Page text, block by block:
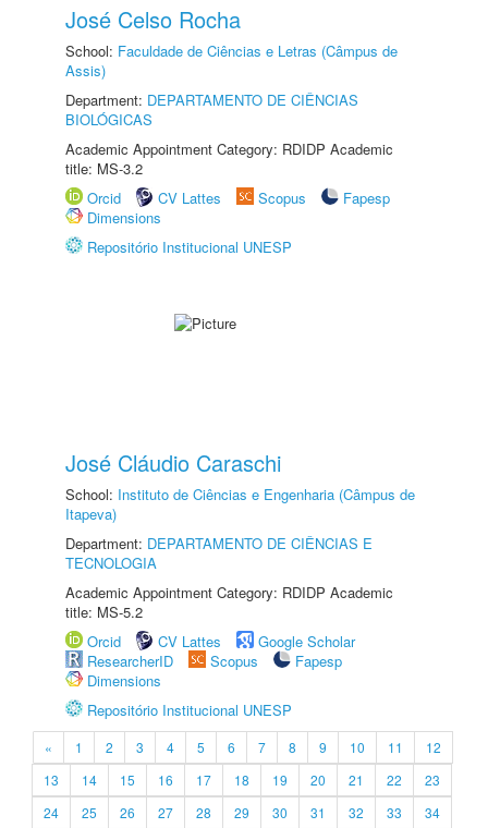
José Celso Rocha
School: Faculdade de Ciências e Letras (Câmpus de
Assis)
Department: DEPARTAMENTO DE CIÊNCIAS
BIOLÓGICAS
Academic Appointment Category: RDIDP Academic
title: MS-3.2
Orcid
CV Lattes Scopus
Fapesp
Dimensions
Repositório Institucional UNESP
José Cláudio Caraschi
School: Instituto de Ciências e Engenharia (Câmpus de
Itapeva)
Department: DEPARTAMENTO DE CIÊNCIAS E
TECNOLOGIA
Academic Appointment Category: RDIDP Academic
title: MS-5.2
Orcid
CV Lattes
Google Scholar
ResearcherID
Scopus
Fapesp
Dimensions
Repositório Institucional UNESP
« 1 2 3 4 5 6 7 8 9 10 11
12
13
14 15 16 17 18 19 20 21 22
23
24
25 26 27 28 29 30 31 32 33
34